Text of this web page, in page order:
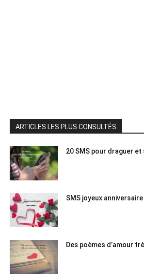
ARTICLES LES PLUS CONSULTÉS
20 SMS pour draguer
SMS joyeux
Des poèmes d’amour